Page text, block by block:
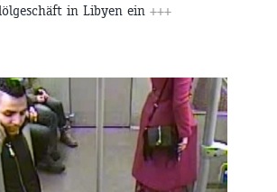
in Libyen ein +++